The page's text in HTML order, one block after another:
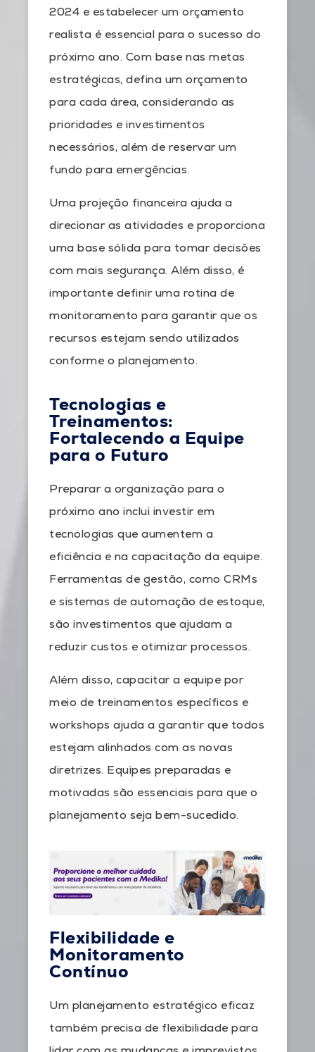
2024 e estabelecer um orçamento
realista é essencial para o sucesso do
próximo ano. Com base nas metas
estratégicas, defina um orçamento
para cada área, considerando as
prioridades e investimentos
necessários, além de reservar um
fundo para emergências.
Uma projeção financeira ajuda a
direcionar as atividades e proporciona
uma base sólida para tomar decisões
com mais segurança. Além disso, é
importante definir uma rotina de
monitoramento para garantir que os
recursos estejam sendo utilizados
conforme o planejamento.
Tecnologias e
Treinamentos:
Fortalecendo a Equipe
para o Futuro
Preparar a organização para o
próximo ano inclui investir em
tecnologias que aumentem a
eficiência e na capacitação da equipe.
Ferramentas de gestão, como CRMs
e sistemas de automação de estoque,
são investimentos que ajudam a
reduzir custos e otimizar processos.
Além disso, capacitar a equipe por
meio de treinamentos específicos e
workshops ajuda a garantir que todos
estejam alinhados com as novas
diretrizes. Equipes preparadas e
motivadas são essenciais para que o
planejamento seja bem-sucedido.
Flexibilidade e
Monitoramento
Contínuo
Um planejamento estratégico eficaz
também precisa de flexibilidade para